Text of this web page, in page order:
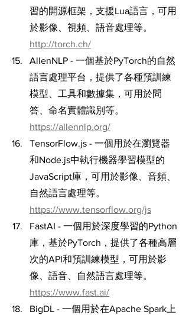
習的開源框架，支援Lua語言，可用
於影像、視頻、語音處理等。
http://torch.ch/
AllenNLP - 一個基於PyTorch的自然
語言處理平台，提供了各種預訓練
模型、工具和數據集，可用於問
答、命名實體識別等。
https://allennlp.org/
TensorFlow.js - 一個用於在瀏覽器
和Node.js中執行機器學習模型的
JavaScript庫，可用於影像、音頻、
自然語言處理等。
https://www.tensorflow.org/js
FastAI - 一個用於深度學習的Python
庫，基於PyTorch，提供了各種高層
次的API和預訓練模型，可用於影
像、語音、自然語言處理等。
https://www.fast.ai/
BigDL - 一個用於在Apache Spark上